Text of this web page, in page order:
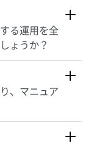
る運用を全
ょうか？
、マニュア